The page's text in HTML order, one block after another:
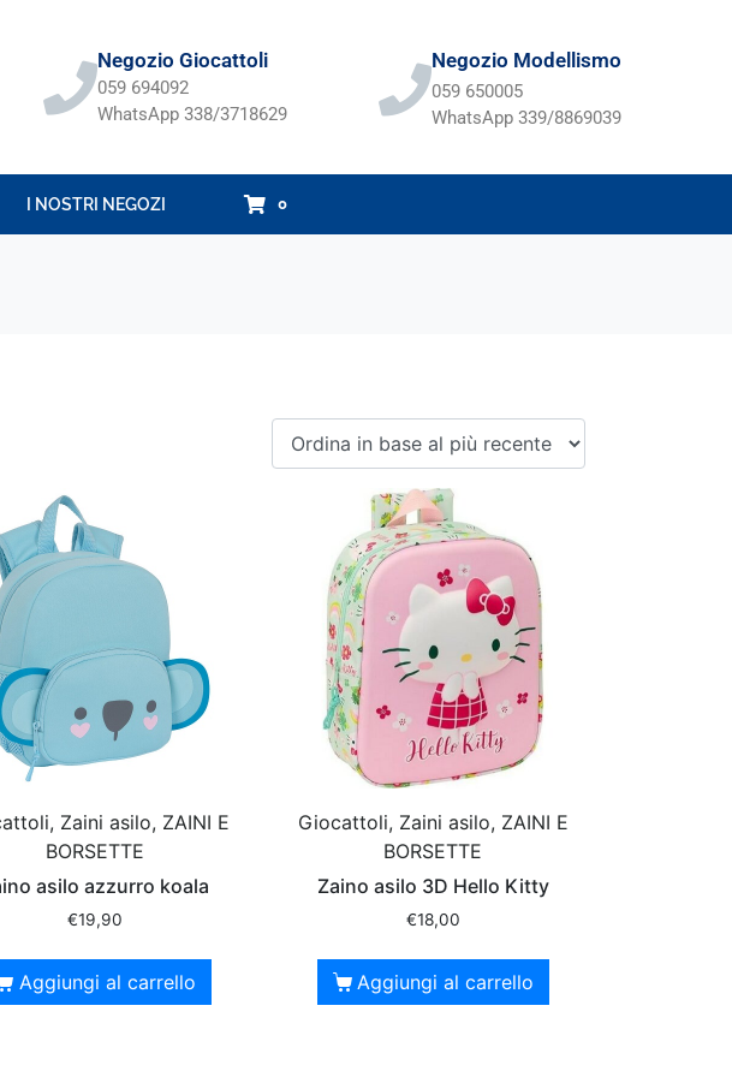
Negozio Giocattoli
059 694092
WhatsApp 338/3718629
Negozio Modellismo
059 650005
WhatsApp 339/8869039
I NOSTRI NEGOZI 0
Zaini asilo, ZAINI E
BORSETTE
asilo azzurro koala
€19,90
Aggiungi al carrello
Giocattoli, Zaini asilo, ZAINI E
BORSETTE
Zaino asilo 3D Hello Kitty
€18,00
Aggiungi al carrello